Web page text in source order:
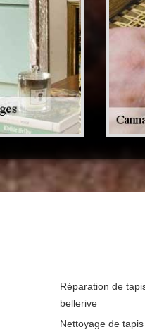
Réparation de
bellerive
Nettoyage de